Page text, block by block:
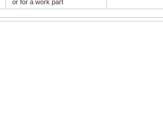
or for a work part